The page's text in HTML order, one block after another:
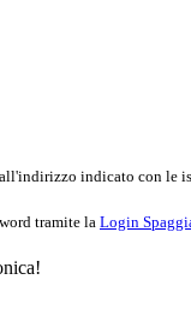
indicato con le
tramite la Login